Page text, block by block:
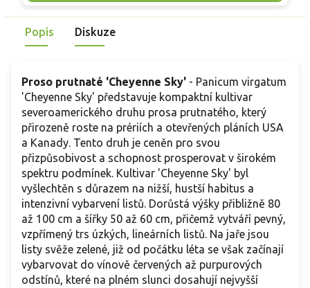
skvělou volbu pro každého pěstitele.
Popis Diskuze
Proso prutnaté 'Cheyenne Sky' - Panicum virgatum
'Cheyenne Sky' představuje kompaktní kultivar
severoamerického druhu prosa prutnatého, který
přirozeně roste na prériích a otevřených pláních USA
a Kanady. Tento druh je ceněn pro svou
přizpůsobivost a schopnost prosperovat v širokém
spektru podmínek. Kultivar 'Cheyenne Sky' byl
vyšlechtěn s důrazem na nižší, hustší habitus a
intenzivní vybarvení listů. Dorůstá výšky přibližně 80
až 100 cm a šířky 50 až 60 cm, přičemž vytváří pevný,
vzpřímený trs úzkých, lineárních listů. Na jaře jsou
listy svěže zelené, již od počátku léta se však začínají
vybarvovat do vínově červených až purpurových
odstínů, které na plném slunci dosahují nejvyšší